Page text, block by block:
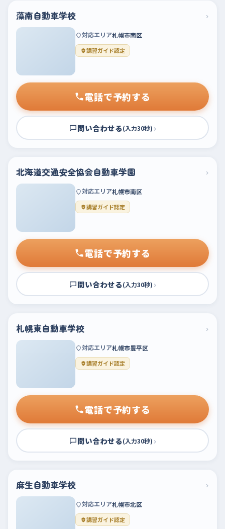
藻南自動車学校 ›
対応エリア札幌市南区
講習ガイド認定
電話で予約する
問い合わせる(入力30秒) ›
北海道交通安全協会自動車学園 ›
対応エリア札幌市南区
講習ガイド認定
電話で予約する
問い合わせる(入力30秒) ›
札幌東自動車学校 ›
対応エリア札幌市豊平区
講習ガイド認定
電話で予約する
問い合わせる(入力30秒) ›
麻生自動車学校 ›
対応エリア札幌市北区
講習ガイド認定